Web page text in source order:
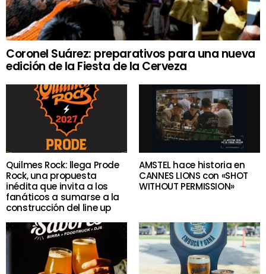
Coronel Suárez: preparativos para una nueva
edición de la Fiesta de la Cerveza
Quilmes Rock: llega Prode
Rock, una propuesta
inédita que invita a los
fanáticos a sumarse a la
construcción del line up
AMSTEL hace historia en
CANNES LIONS con «SHOT
WITHOUT PERMISSION»